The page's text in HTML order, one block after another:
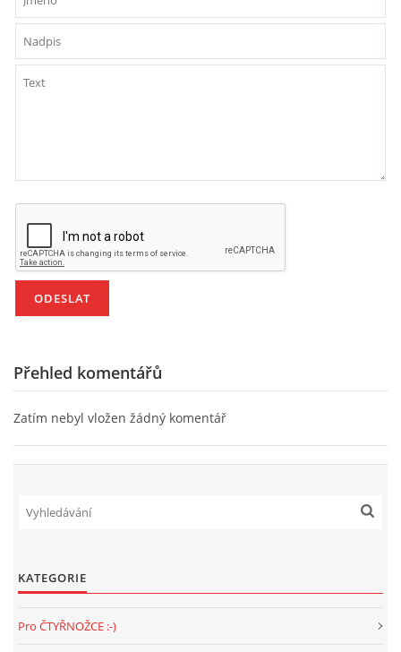
Přehled komentářů
Zatím nebyl vložen žádný komentář
KATEGORIE
Pro ČTYŘNOŽCE :-)